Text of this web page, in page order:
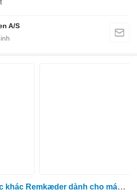
A/S
Các bộ phận thao tác khác Remkæder dành cho máy thu hoạch cà rốt ASA Asa Lift